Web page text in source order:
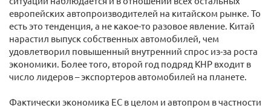
европейских автопроизводителей на китайском рынке. То
есть это тенденция, а не какое-то разовое явление. Китай
нарастил выпуск собственных автомобилей, чем
удовлетворил повышенный внутренний спрос из-за роста
экономики. Более того, второй год подряд КНР входит в
число лидеров – экспортеров автомобилей на планете.
Фактически экономика ЕС в целом и автопром в частности